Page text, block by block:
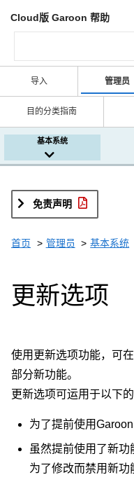
Cloud版 Garoon 帮助
导入 管理员
目的分类指南
基本系统
免责声明
首页 管理员 基本系统
更新选项
使用更新选项功能，可
部分新功能。
更新选项可运用于以下的
为了提前使用
虽然提前使用了新功
为了修改而禁用新功